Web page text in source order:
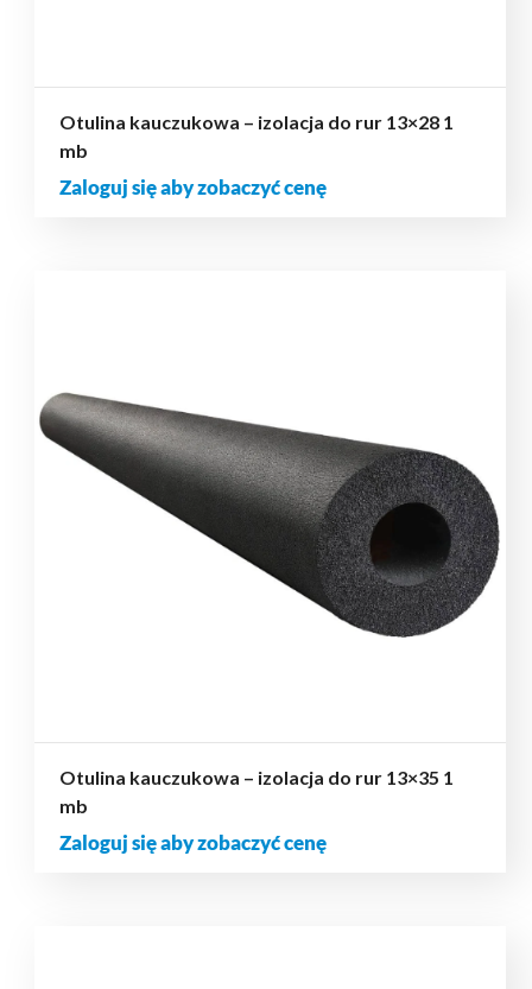
Otulina kauczukowa – izolacja do rur 13×28 1
mb
Zaloguj się aby zobaczyć cenę
Otulina kauczukowa – izolacja do rur 13×35 1
mb
Zaloguj się aby zobaczyć cenę